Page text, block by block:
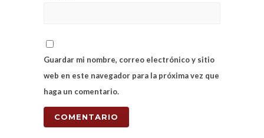
Guardar mi nombre, correo electrónico y sitio
web en este navegador para la próxima vez que
haga un comentario.